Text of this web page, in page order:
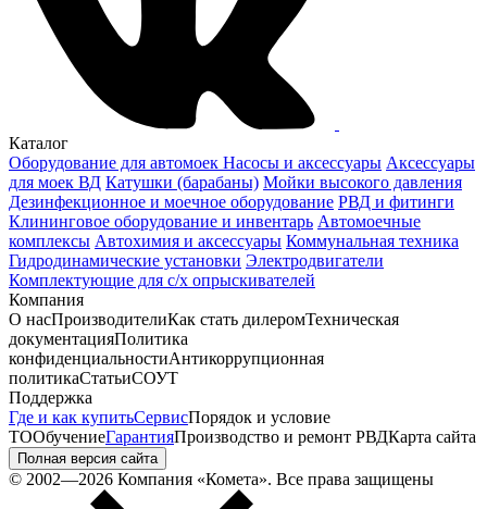
Каталог
Оборудование для автомоек Насосы и аксессуары Аксессуары
для моек ВД Катушки (барабаны) Мойки высокого давления
Дезинфекционное и моечное оборудование РВД и фитинги
Клининговое оборудование и инвентарь Автомоечные
комплексы Автохимия и аксессуары Коммунальная техника
Гидродинамические установки Электродвигатели
Комплектующие для с/х опрыскивателей
Компания
О насПроизводителиКак стать дилеромТехническая
документацияПолитика
конфиденциальностиАнтикоррупционная
политикаСтатьиСОУТ
Поддержка
Где и как купитьСервисПорядок и условие
ТООбучениеГарантияПроизводство и ремонт РВДКарта сайта
Полная версия сайта
© 2002—2026 Компания «Комета». Все права защищены